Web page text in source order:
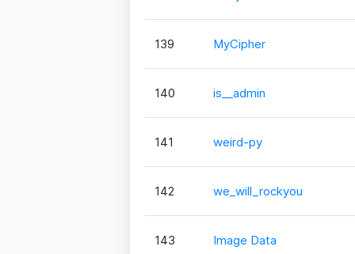
139 MyCipher
140 is__admin
141 weird-py
142 we_will_rockyou
143 Image Data